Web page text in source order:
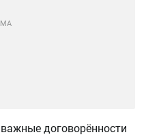
договорённости